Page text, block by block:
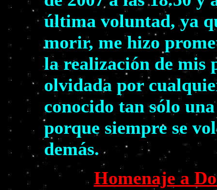
última voluntad, ya
morir, me hizo
la realización de mis
olvidada por
conocido tan sólo
porque siempre se
demás.
Homenaje a